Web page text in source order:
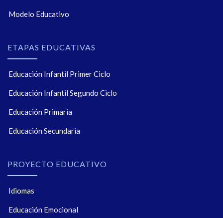
Modelo Educativo
ETAPAS EDUCATIVAS
Educación Infantil Primer Ciclo
Educación Infantil Segundo Ciclo
Educación Primaria
Educación Secundaria
PROYECTO EDUCATIVO
Idiomas
Educación Emocional